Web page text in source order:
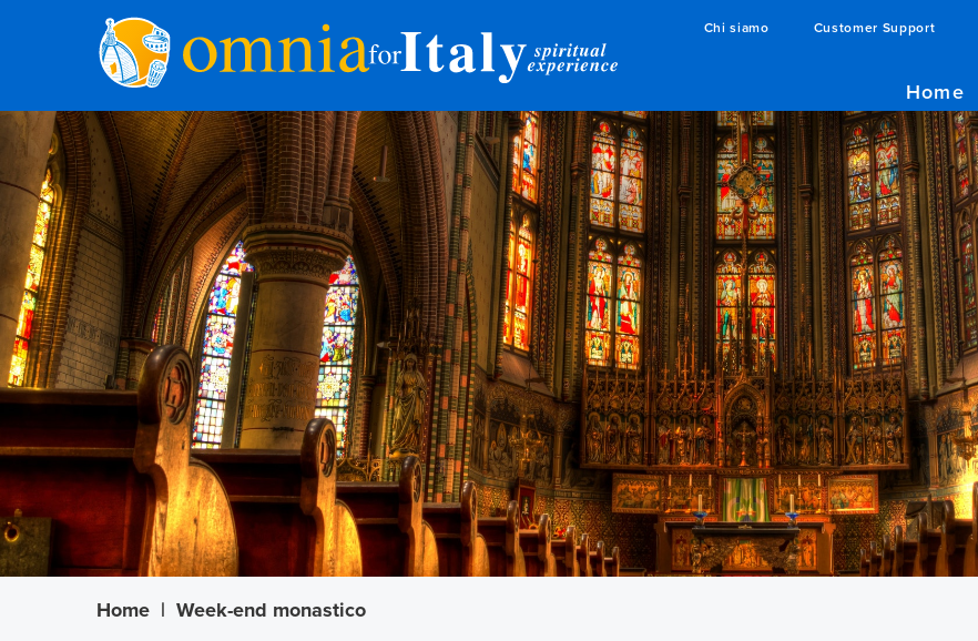
Chi siamo Customer Support
Home
Home | Week-end monastico